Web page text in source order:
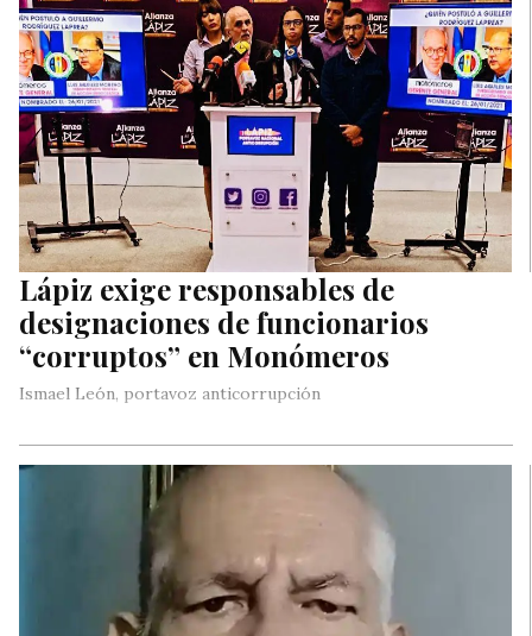
Lápiz exige responsables de
designaciones de funcionarios
“corruptos” en Monómeros
Ismael León, portavoz anticorrupción